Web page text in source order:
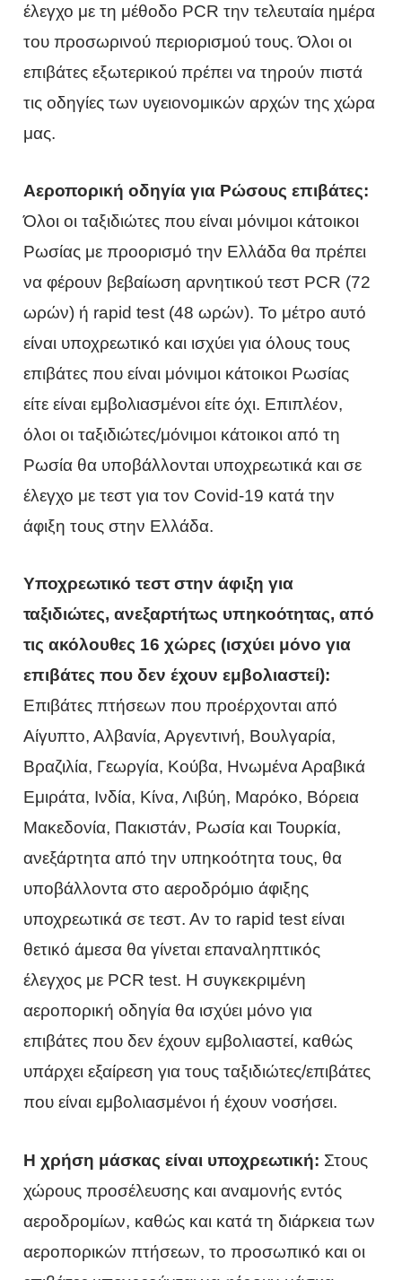
έλεγχο με τη μέθοδο PCR την τελευταία ημέρα
του προσωρινού περιορισμού τους. Όλοι οι
επιβάτες εξωτερικού πρέπει να τηρούν πιστά
τις οδηγίες των υγειονομικών αρχών της χώρα
μας.
Αεροπορική οδηγία για Ρώσους επιβάτες:
Όλοι οι ταξιδιώτες που είναι μόνιμοι κάτοικοι
Ρωσίας με προορισμό την Ελλάδα θα πρέπει
να φέρουν βεβαίωση αρνητικού τεστ PCR (72
ωρών) ή rapid test (48 ωρών). Το μέτρο αυτό
είναι υποχρεωτικό και ισχύει για όλους τους
επιβάτες που είναι μόνιμοι κάτοικοι Ρωσίας
είτε είναι εμβολιασμένοι είτε όχι. Επιπλέον,
όλοι οι ταξιδιώτες/μόνιμοι κάτοικοι από τη
Ρωσία θα υποβάλλονται υποχρεωτικά και σε
έλεγχο με τεστ για τον Covid-19 κατά την
άφιξη τους στην Ελλάδα.
Υποχρεωτικό τεστ στην άφιξη για
ταξιδιώτες, ανεξαρτήτως υπηκοότητας, από
τις ακόλουθες 16 χώρες (ισχύει μόνο για
επιβάτες που δεν έχουν εμβολιαστεί):
Επιβάτες πτήσεων που προέρχονται από
Αίγυπτο, Αλβανία, Αργεντινή, Βουλγαρία,
Βραζιλία, Γεωργία, Κούβα, Ηνωμένα Αραβικά
Εμιράτα, Ινδία, Κίνα, Λιβύη, Μαρόκο, Βόρεια
Μακεδονία, Πακιστάν, Ρωσία και Τουρκία,
ανεξάρτητα από την υπηκοότητα τους, θα
υποβάλλοντα στο αεροδρόμιο άφιξης
υποχρεωτικά σε τεστ. Αν το rapid test είναι
θετικό άμεσα θα γίνεται επαναληπτικός
έλεγχος με PCR test. Η συγκεκριμένη
αεροπορική οδηγία θα ισχύει μόνο για
επιβάτες που δεν έχουν εμβολιαστεί, καθώς
υπάρχει εξαίρεση για τους ταξιδιώτες/επιβάτες
που είναι εμβολιασμένοι ή έχουν νοσήσει.
Η χρήση μάσκας είναι υποχρεωτική: Στους
χώρους προσέλευσης και αναμονής εντός
αεροδρομίων, καθώς και κατά τη διάρκεια των
αεροπορικών πτήσεων, το προσωπικό και οι